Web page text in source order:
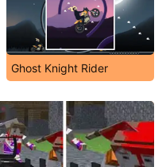
Ghost Knight Rider